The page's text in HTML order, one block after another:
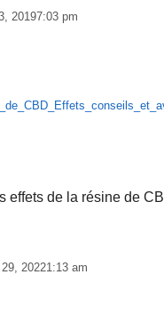
20197:03 pm
effets de la résine de
20221:13 am